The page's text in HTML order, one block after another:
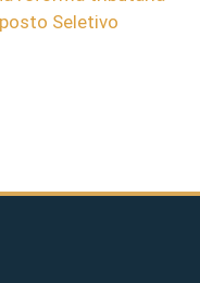
Seletivo